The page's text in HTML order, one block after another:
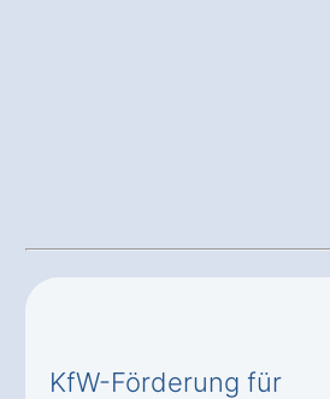
KfW-Förderung für